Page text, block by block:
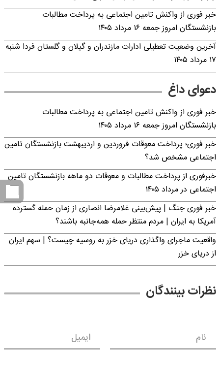
خبر فوری از واکنش تامین اجتماعی به پرداخت مطالبات
بازنشستگان امروز جمعه ۱۶ مرداد ۱۴۰۵
آخرین وضعیت تعطیلی ادارات مازندران و گیلان و گلستان فردا شنبه
۱۷ مرداد ۱۴۰۵
دعوای داغ
خبر فوری از واکنش تامین اجتماعی به پرداخت مطالبات
بازنشستگان امروز جمعه ۱۶ مرداد ۱۴۰۵
خبر فوری؛ پرداخت معوقات فروردین و اردیبهشت بازنشستگان تامین
اجتماعی مشخص شد؟
خبرفوری از پرداخت مطالبات و معوقات دو ماهه بازنشستگان تامین
اجتماعی در مرداد ۱۴۰۵
خبر فوری جنگ | پیش‌بینی غلامرضا انصاری از زمان حمله گسترده
آمریکا به ایران | مردم منتظر حمله همه‌جانبه باشند؟
واقعیت ماجرای واگذاری دریای خزر به روسیه چیست؟ | سهم ایران
از دریای خزر
نظرات بینندگان
نام ایمیل